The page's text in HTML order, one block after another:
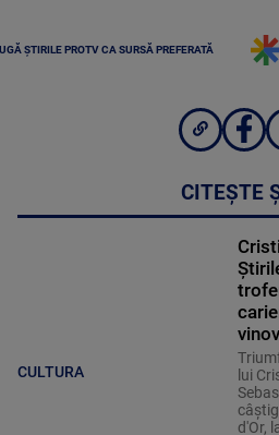
ȘTIRILE PROTV CA SURSĂ PREFERATĂ
CITEȘTE
CULTURA
lui
d'Or,